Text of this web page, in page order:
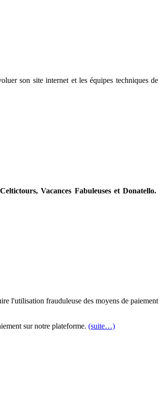
son site internet et les équipes techniques de
Vacances Fabuleuses et Donatello.
l'utilisation frauduleuse des moyens de paiement
sur notre plateforme. (suite…)